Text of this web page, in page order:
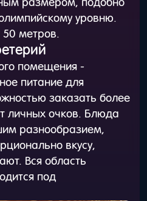
уровню.
50 метров.
помещения -
питание для
заказать более
личных очков. Блюда
разнообразием,
вкусу,
Вся область
под